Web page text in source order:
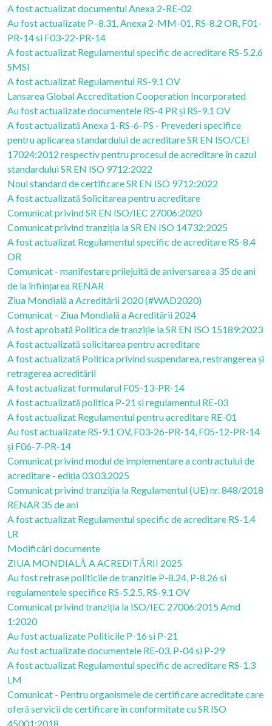
A fost actualizat documentul Anexa 2-RE-02
Au fost actualizate P–8.31, Anexa 2-MM-01, RS-8.2 OR, F01-
PR-14 si F03-22-PR-14
A fost actualizat Regulamentul specific de acreditare RS-5.2.6
SMSI
A fost actualizat Regulamentul RS-9.1 OV
Lansarea Global Accreditation Cooperation Incorporated
Au fost actualizate documentele RS-4 PR și RS-9.1 OV
A fost actualizată Anexa 1-RS-6-PS - Prevederi specifice
pentru aplicarea standardului de acreditare SR EN ISO/CEI
17024:2012 respectiv pentru procesul de acreditare în cazul
standardului SR EN ISO 9712:2022
Noul standard de certificare SR EN ISO 9712:2022
A fost actualizată Solicitarea pentru acreditare
Comunicat privind SR EN ISO/IEC 27006:2020
Comunicat privind tranziția la SR EN ISO 14732:2025
A fost actualizat Regulamentul specific de acreditare RS-8.4
OR
Comunicat - manifestare prilejuită de aniversarea a 35 de ani
de la înființarea RENAR
Ziua Mondială a Acreditării 2020 (#WAD2020)
Comunicat - Ziua Mondială a Acreditării 2024
A fost aprobată Politica de tranziție la SR EN ISO 15189:2023
A fost actualizată solicitarea pentru acreditare
A fost actualizată Politica privind suspendarea, restrangerea și
retragerea acreditării
A fost actualizat formularul F05-13-PR-14
A fost actualizată politica P-21 și regulamentul RE-03
A fost actualizat Regulamentul pentru acreditare RE-01
Au fost actualizate RS-9.1 OV, F03-26-PR-14, F05-12-PR-14
și F06-7-PR-14
Comunicat privind modul de implementare a contractului de
acreditare - ediția 03.03.2025
Comunicat privind tranziția la Regulamentul (UE) nr. 848/2018
RENAR 35 de ani
A fost actualizat Regulamentul specific de acreditare RS-1.4
LR
Modificări documente
ZIUA MONDIALĂ A ACREDITĂRII 2025
Au fost retrase politicile de tranzitie P-8.24, P-8.26 si
regulamentele specifice RS-5.2.5, RS-9.1 OV
Comunicat privind tranziția la ISO/IEC 27006:2015 Amd
1:2020
Au fost actualizate Politicile P-16 si P-21
Au fost actualizate documentele RE-03, P-04 si P-29
A fost actualizat Regulamentul specific de acreditare RS-1.3
LM
Comunicat - Pentru organismele de certificare acreditate care
oferă servicii de certificare în conformitate cu SR ISO
45001:2018